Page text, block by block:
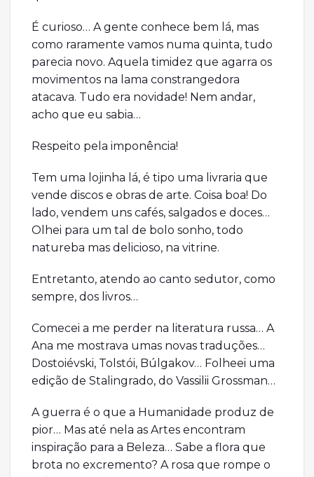
É curioso… A gente conhece bem lá, mas
como raramente vamos numa quinta, tudo
parecia novo. Aquela timidez que agarra os
movimentos na lama constrangedora
atacava. Tudo era novidade! Nem andar,
acho que eu sabia…
Respeito pela imponência!
Tem uma lojinha lá, é tipo uma livraria que
vende discos e obras de arte. Coisa boa! Do
lado, vendem uns cafés, salgados e doces…
Olhei para um tal de bolo sonho, todo
natureba mas delicioso, na vitrine.
Entretanto, atendo ao canto sedutor, como
sempre, dos livros…
Comecei a me perder na literatura russa… A
Ana me mostrava umas novas traduções…
Dostoiévski, Tolstói, Búlgakov… Folheei uma
edição de Stalingrado, do Vassilii Grossman…
A guerra é o que a Humanidade produz de
pior… Mas até nela as Artes encontram
inspiração para a Beleza… Sabe a flora que
brota no excremento? A rosa que rompe o